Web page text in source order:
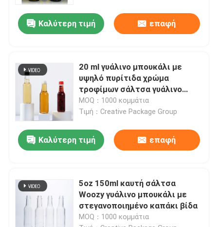
Γυάλινα είδη οικιακής χρήσης
Καλύτερη τιμή επαφή
20 ml γυάλινο μπουκάλι με
υψηλό πυρίτιδα χρώμα
τροφίμων σάλτσα γυάλινο
μπουκάλι με καπάκι
MOQ：1000 κομμάτια
Τιμή：Creative Package Group
Καλύτερη τιμή επαφή
5oz 150ml καυτή σάλτσα
Woozy γυάλινο μπουκάλι με
στεγανοποιημένο καπάκι βίδα
MOQ：1000 κομμάτια